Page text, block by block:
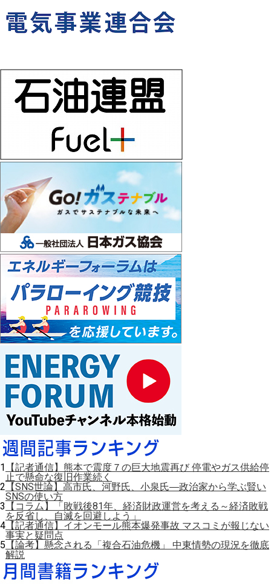
1
【記者通信】熊本で震度７の巨大地震再び 停電やガス供給停
止で懸命な復旧作業続く
2 【SNS世論】高市氏、河野氏、小泉氏―政治家から学ぶ賢い
SNSの使い方
3
【コラム】「敗戦後81年、経済財政運営を考える～経済敗戦
を反省し、自滅を回避しよう」
4 【記者通信】イオンモール熊本爆発事故 マスコミが報じない
事実と疑問点
5 【論考】懸念される「複合石油危機」 中東情勢の現況を徹底
解説